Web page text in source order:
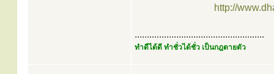
http://
.....................................................
ทำดีได้ดี ทำชั่วได้ชั่ว เป็นกฎตายตัว